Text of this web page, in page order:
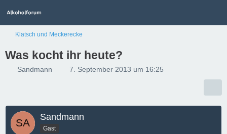
Klatsch und Meckerecke
Was kocht ihr heute?
Sandmann 7. September 2013 um 16:25
Sandmann
Gast